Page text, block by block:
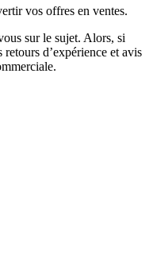
vos offres en ventes.
sur le sujet. Alors, si
d’expérience et avis